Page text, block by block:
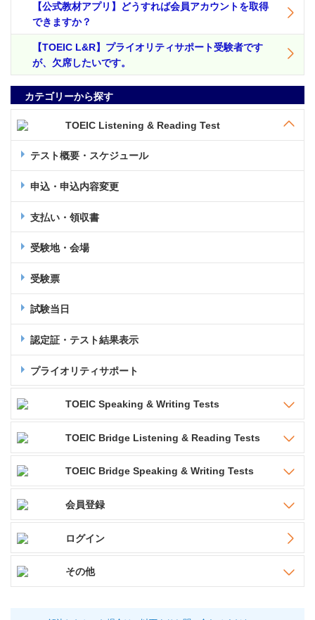
【公式教材アプリ】どうすれば会員アカウントを取得
できますか？
【TOEIC L&R】プライオリティサポート受験者です
が、欠席したいです。
カテゴリーから探す
TOEIC Listening & Reading Test
テスト概要・スケジュール
申込・申込内容変更
支払い・領収書
受験地・会場
受験票
試験当日
認定証・テスト結果表示
プライオリティサポート
TOEIC Speaking & Writing Tests
TOEIC Bridge Listening & Reading Tests
TOEIC Bridge Speaking & Writing Tests
会員登録
ログイン
その他